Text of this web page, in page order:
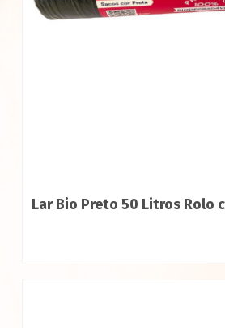
Lar Bio Preto 50 Litros Rolo